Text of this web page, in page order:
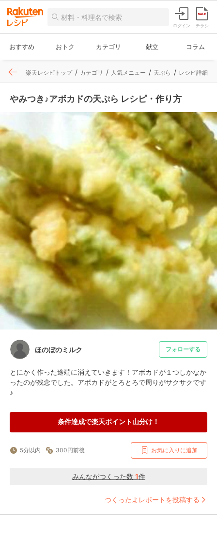
ログイン チラシ
おすすめ おトク カテゴリ 献立 コラム
楽天レシピトップ カテゴリ 人気メニュー 天ぷら レシピ詳細
やみつき♪アボカドの天ぷら レシピ・作り方
ほのぼのミルク フォローする
とにかく作った途端に消えていきます！アボカドが１つしかなか
ったのが残念でした。アボカドがとろとろで周りがサクサクです
♪
条件達成で楽天ポイント山分け！
5分以内 300円前後 お気に入りに追加
みんながつくった数 1件
つくったよレポートを投稿する